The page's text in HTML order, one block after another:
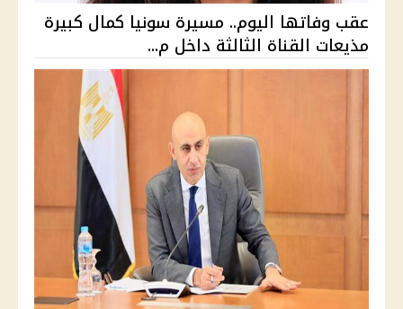
عقب وفاتها اليوم.. مسيرة سونيا كمال كبيرة
مذيعات القناة الثالثة داخل م...